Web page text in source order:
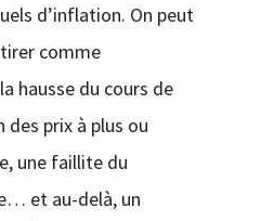
d’inflation. On peut
comme
hausse du cours de
des prix à plus ou
une faillite du
et au-delà, un